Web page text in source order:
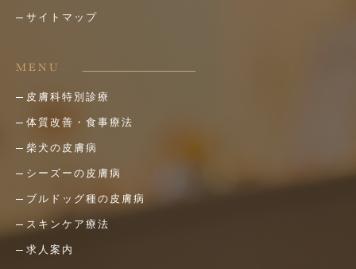
サイトマップ
MENU
皮膚科特別診療
体質改善・食事療法
柴犬の皮膚病
シーズーの皮膚病
ブルドッグ種の皮膚病
スキンケア療法
求人案内